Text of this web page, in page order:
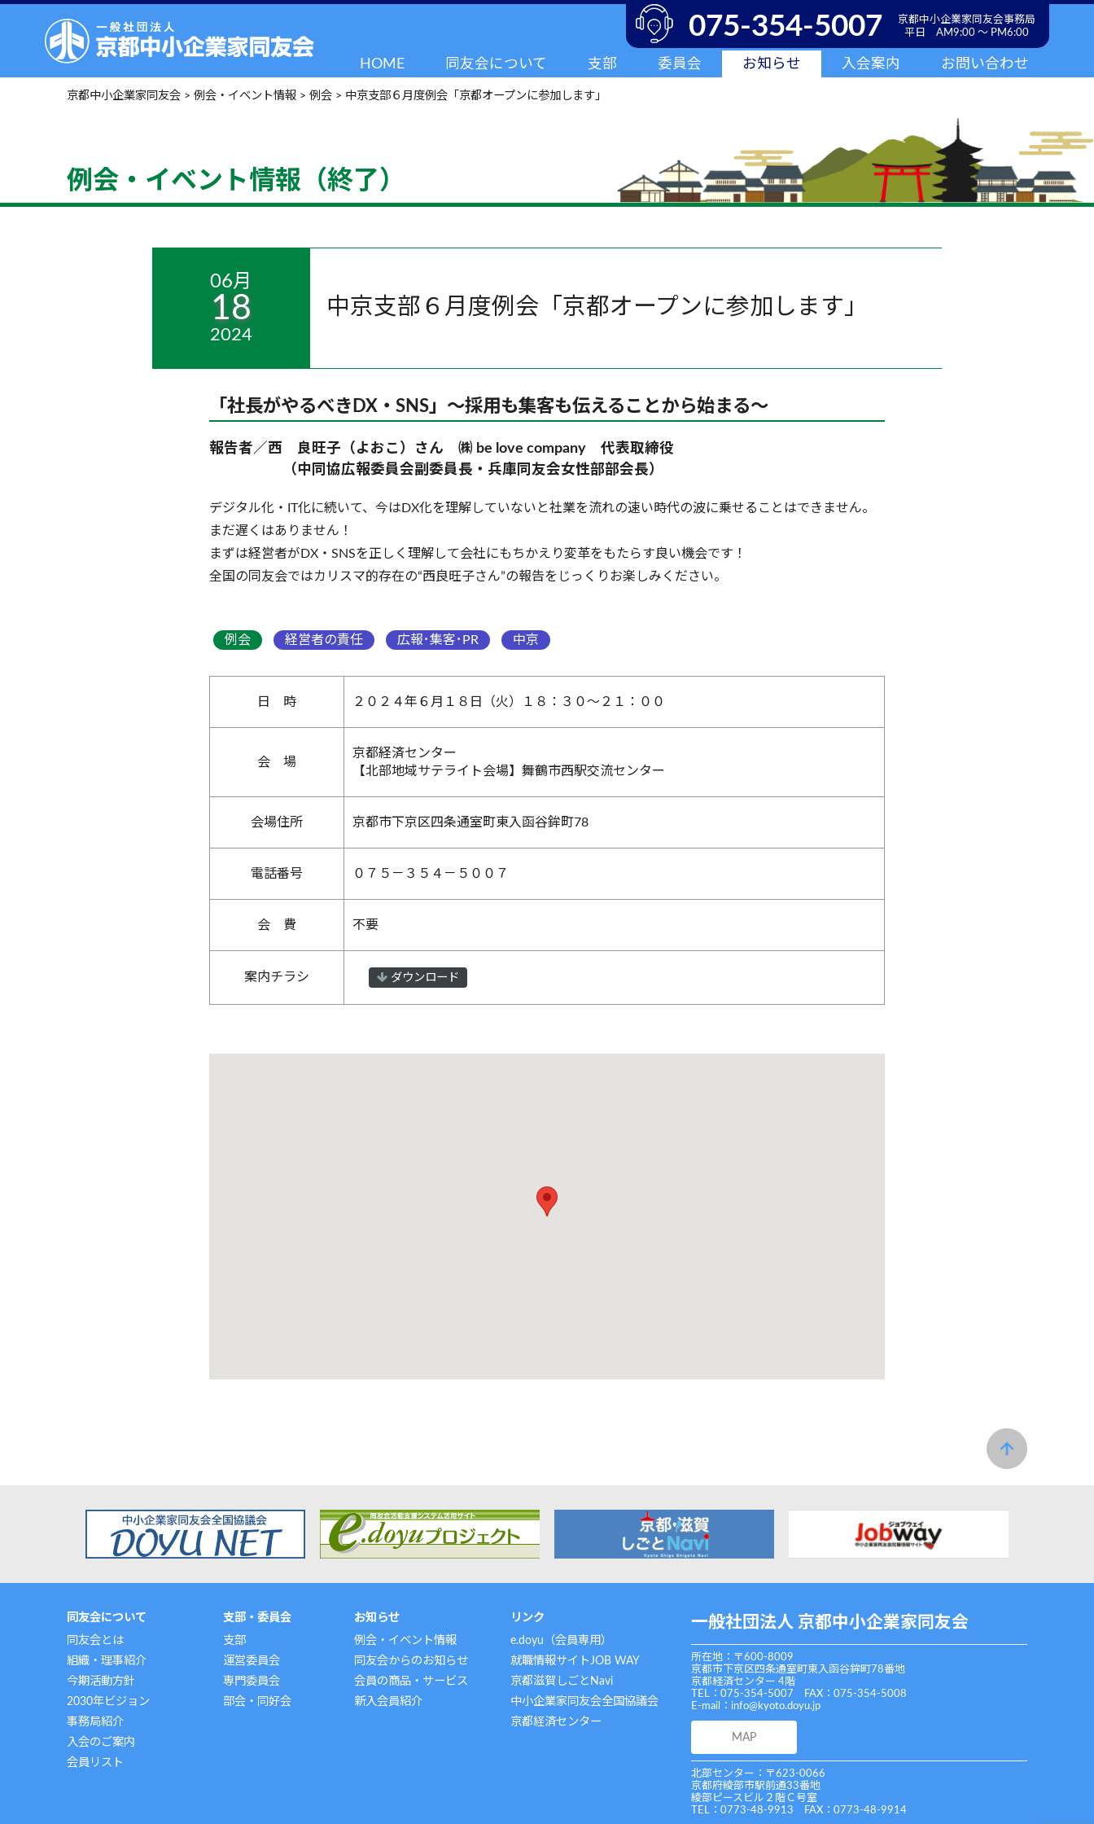
HOME 同友会について 支部 委員会 お知らせ 入会案内 お問い合わせ
075-354-5007
京都中小企業家同友会事務局
平日 AM9:00 ～ PM6:00
京都中小企業家同友会 > 例会・イベント情報 > 例会 > 中京支部６月度例会「京都オープンに参加します」
例会・イベント情報（終了）
06月
18
2024
中京支部６月度例会「京都オープンに参加します」
「社長がやるべきDX・SNS」～採用も集客も伝えることから始まる～
報告者／西 良旺子（よおこ）さん ㈱ be love company 代表取締役
（中同協広報委員会副委員長・兵庫同友会女性部部会長）
デジタル化・IT化に続いて、今はDX化を理解していないと社業を流れの速い時代の波に乗せることはできません。
まだ遅くはありません！
まずは経営者がDX・SNSを正しく理解して会社にもちかえり変革をもたらす良い機会です！
全国の同友会ではカリスマ的存在の“西良旺子さん”の報告をじっくりお楽しみください。
例会 経営者の責任 広報･集客･PR 中京
日 時 ２０２４年６月１８日（火）１８：３０～２１：００
会 場
京都経済センター
【北部地域サテライト会場】舞鶴市西駅交流センター
会場住所 京都市下京区四条通室町東入函谷鉾町78
電話番号 ０７５－３５４－５００７
会 費 不要
案内チラシ ダウンロード
同友会について
同友会とは
組織・理事紹介
今期活動方針
2030年ビジョン
事務局紹介
入会のご案内
会員リスト
支部・委員会
支部
運営委員会
専門委員会
部会・同好会
お知らせ
例会・イベント情報
同友会からのお知らせ
会員の商品・サービス
新入会員紹介
リンク
e.doyu（会員専用）
就職情報サイトJOB WAY
京都滋賀しごとNavi
中小企業家同友会全国協議会
京都経済センター
一般社団法人 京都中小企業家同友会
所在地：〒600-8009
京都市下京区四条通室町東入函谷鉾町78番地
京都経済センター 4階
TEL：075-354-5007 FAX：075-354-5008
E-mail： info@kyoto.doyu.jp
MAP
北部センター：〒623-0066
京都府綾部市駅前通33番地
綾部ピースビル２階Ｃ号室
TEL：0773-48-9913 FAX：0773-48-9914